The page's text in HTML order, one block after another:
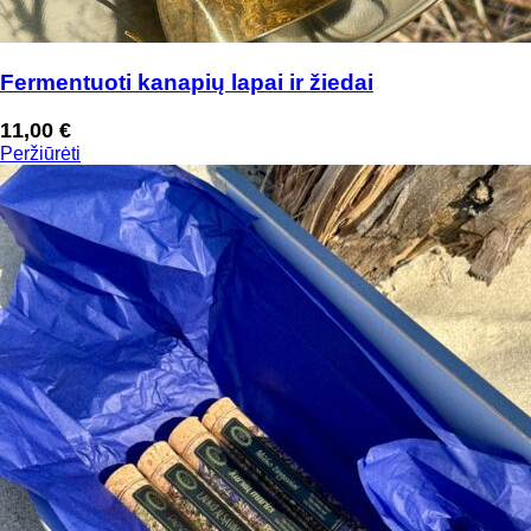
Fermentuoti kanapių lapai ir žiedai
11,00 €
Peržiūrėti